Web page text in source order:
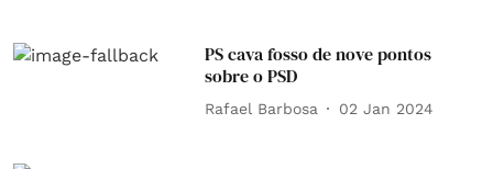
PS cava fosso de nove pontos
sobre o PSD
Rafael Barbosa 02 Jan 2024